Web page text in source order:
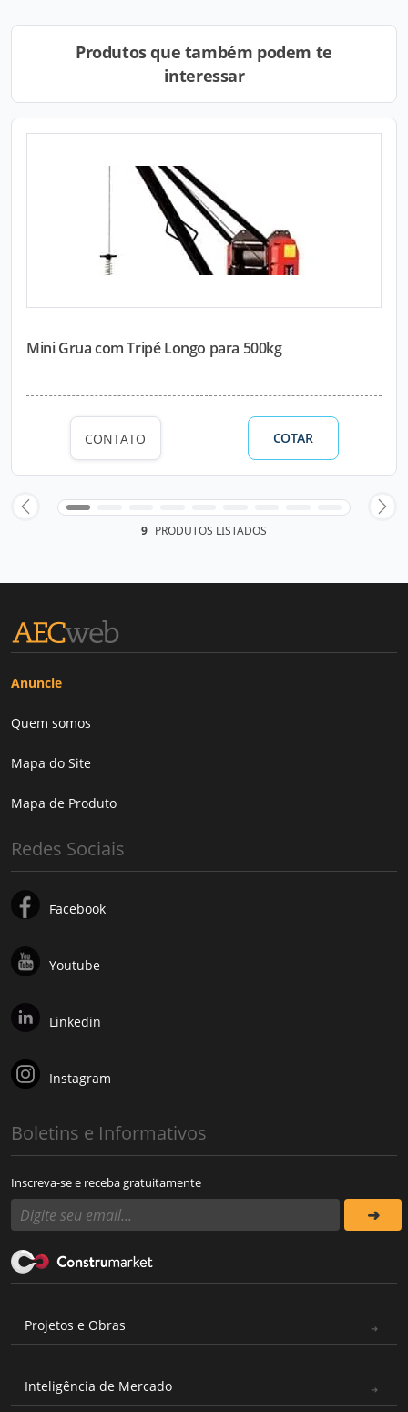
Produtos que também podem te
interessar
Mini Grua com Tripé Longo para 500kg
CONTATO COTAR
9 PRODUTOS LISTADOS
Anuncie
Quem somos
Mapa do Site
Mapa de Produto
Redes Sociais
Facebook
Youtube
Linkedin
Instagram
Boletins e Informativos
Inscreva-se e receba gratuitamente
Projetos e Obras
Inteligência de Mercado